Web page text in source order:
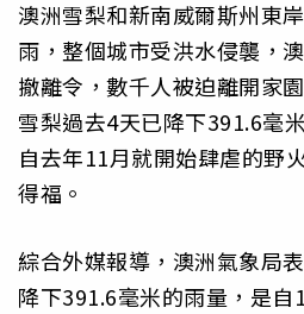
澳洲雪梨和新南威爾斯州東
雨，整個城市受洪水侵襲，
撤離令，數千人被迫離開家
雪梨過去4天已降下391.6毫
自去年11月就開始肆虐的野
得福。
綜合外媒報導，澳洲氣象局
降下391.6毫米的雨量，是